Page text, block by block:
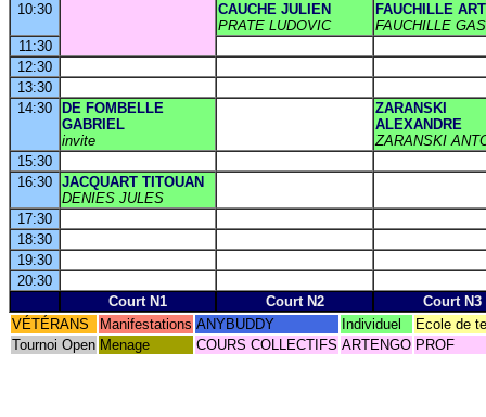
10:30
CAUCHE JULIEN
PRATE LUDOVIC
FAUCHILLE
FAUCHILLE
11:30
12:30
13:30
14:30
DE FOMBELLE
GABRIEL
invite
ZARANSKI
ALEXANDRE
ZARANSKI
15:30
16:30 JACQUART TITOUAN
DENIES JULES
17:30
18:30
19:30
20:30
Court N1
Court N2
Court N3
VÉTÉRANS
Manifestations ANYBUDDY Individuel
Ecole de
Tournoi Open Menage COURS COLLECTIFS ARTENGO PROF